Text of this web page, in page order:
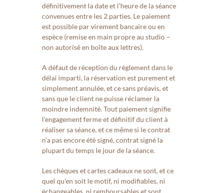
définitivement la date et l’heure de la séance
convenues entre les 2 parties. Le paiement
est possible par virement bancaire ou en
espèce (remise en main propre au studio –
non autorisé en boîte aux lettres).
A défaut de réception du règlement dans le
délai imparti, la réservation est purement et
simplement annulée, et ce sans préavis, et
sans que le client ne puisse réclamer la
moindre indemnité. Tout paiement signifie
l’engagement ferme et définitif du client à
réaliser sa séance, et ce même si le contrat
n’a pas encore été signé, contrat signé la
plupart du temps le jour de la séance.
Les chèques et cartes cadeaux ne sont, et ce
quel qu’en soit le motif, ni modifiables, ni
échangeables, ni remboursables et sont